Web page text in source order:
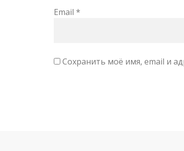
Email *
Сохранить моё имя, email и